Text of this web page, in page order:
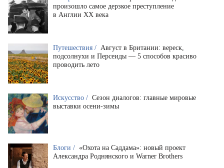
произошло самое дерзкое преступление
в Англии XX века
Путешествия / Август в Британии: вереск,
подсолнухи и Персеиды — 5 способов красиво
проводить лето
Искусство / Сезон диалогов: главные мировые
выставки осени-зимы
Блоги / «Охота на Саддама»: новый проект
Александра Роднянского и Warner Brothers